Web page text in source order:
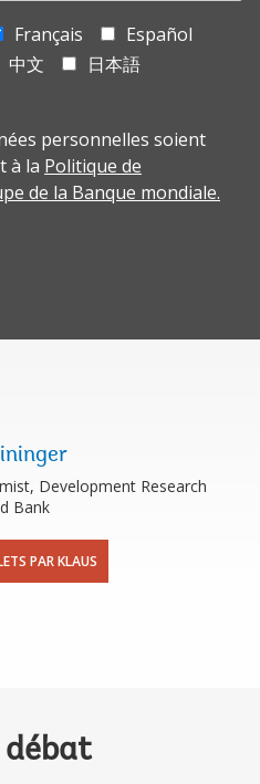
Français
Español
中文
日本語
personnelles soient
à la Politique de
de la Banque mondiale.
Development Research
Bank
PAR KLAUS
débat